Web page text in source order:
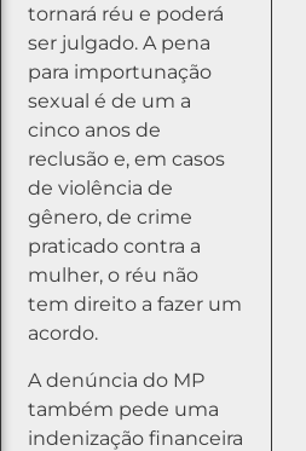
tornará réu e poderá
ser julgado. A pena
para importunação
sexual é de um a
cinco anos de
reclusão e, em casos
de violência de
gênero, de crime
praticado contra a
mulher, o réu não
tem direito a fazer um
acordo.
A denúncia do MP
também pede uma
indenização financeira